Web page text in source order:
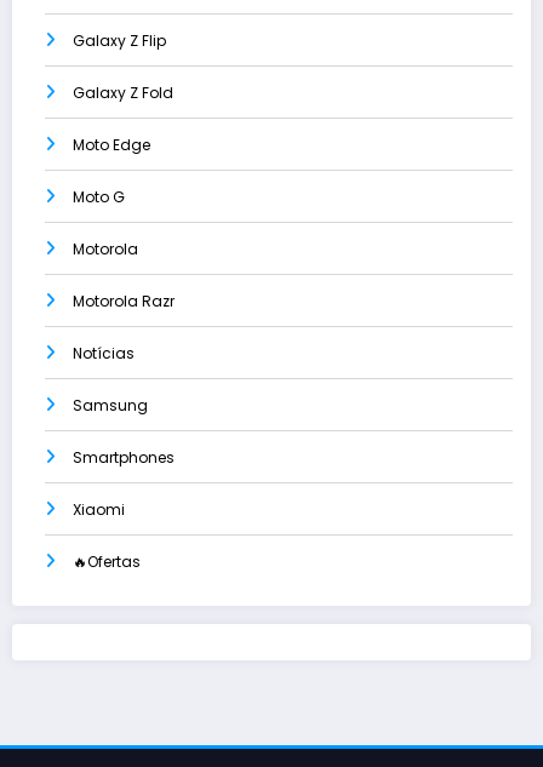
Galaxy Z Flip
Galaxy Z Fold
Moto Edge
Moto G
Motorola
Motorola Razr
Notícias
Samsung
Smartphones
Xiaomi
🔥Ofertas